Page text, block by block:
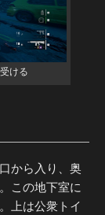
ける
から入り、奥
この地下室に
上は公衆トイ